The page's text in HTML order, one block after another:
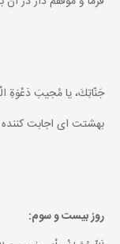
جَنّاتِكَ، يا مُجيبَ دَعْوَةِ
بهشتت اى اجابت كننده
روز بيست و سوم: